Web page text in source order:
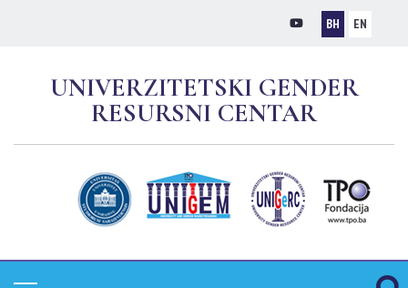
BH EN
UNIVERZITETSKI GENDER
RESURSNI CENTAR